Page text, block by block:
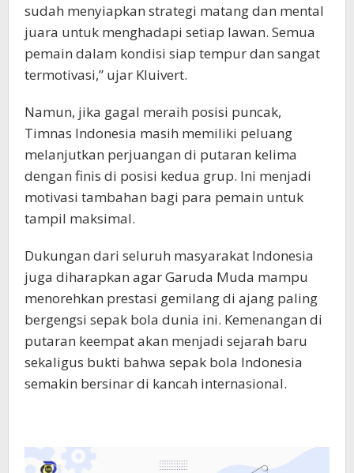
sudah menyiapkan strategi matang dan mental
juara untuk menghadapi setiap lawan. Semua
pemain dalam kondisi siap tempur dan sangat
termotivasi,” ujar Kluivert.
Namun, jika gagal meraih posisi puncak,
Timnas Indonesia masih memiliki peluang
melanjutkan perjuangan di putaran kelima
dengan finis di posisi kedua grup. Ini menjadi
motivasi tambahan bagi para pemain untuk
tampil maksimal.
Dukungan dari seluruh masyarakat Indonesia
juga diharapkan agar Garuda Muda mampu
menorehkan prestasi gemilang di ajang paling
bergengsi sepak bola dunia ini. Kemenangan di
putaran keempat akan menjadi sejarah baru
sekaligus bukti bahwa sepak bola Indonesia
semakin bersinar di kancah internasional.